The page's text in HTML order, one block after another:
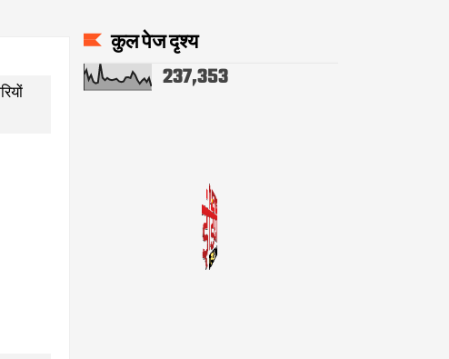
कुल पेज दृश्य
237,353